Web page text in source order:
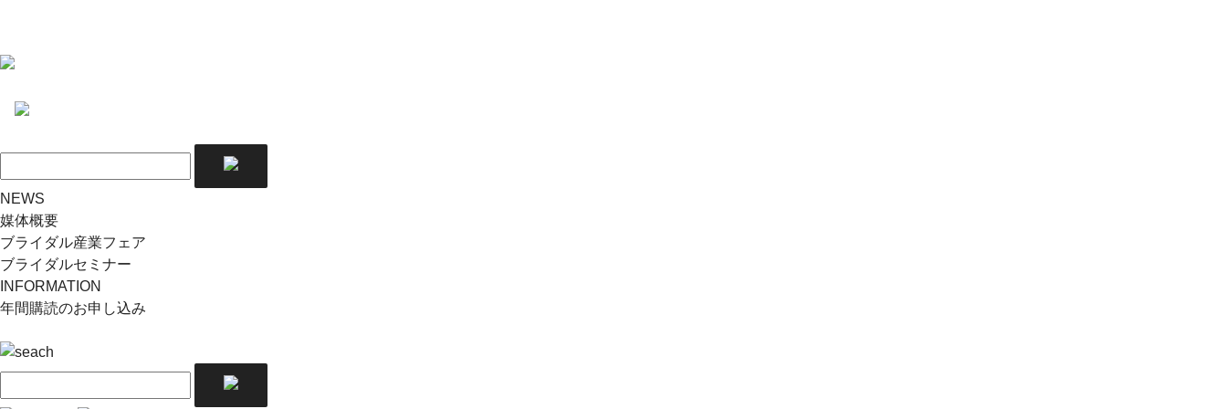
NEWS
媒体概要
ブライダル産業フェア
ブライダルセミナー
INFORMATION
年間購読のお申し込み